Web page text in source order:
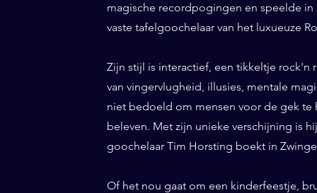
magische recordpogingen en speelde in
vaste tafelgoochelaar van het luxueuze
Zijn stijl is interactief, een tikkeltje rock'n
van vingervlugheid, illusies, mentale
niet bedoeld om mensen voor de gek te
beleven. Met zijn unieke verschijning is
goochelaar Tim Horsting boekt in
Of het nou gaat om een kinderfeestje,